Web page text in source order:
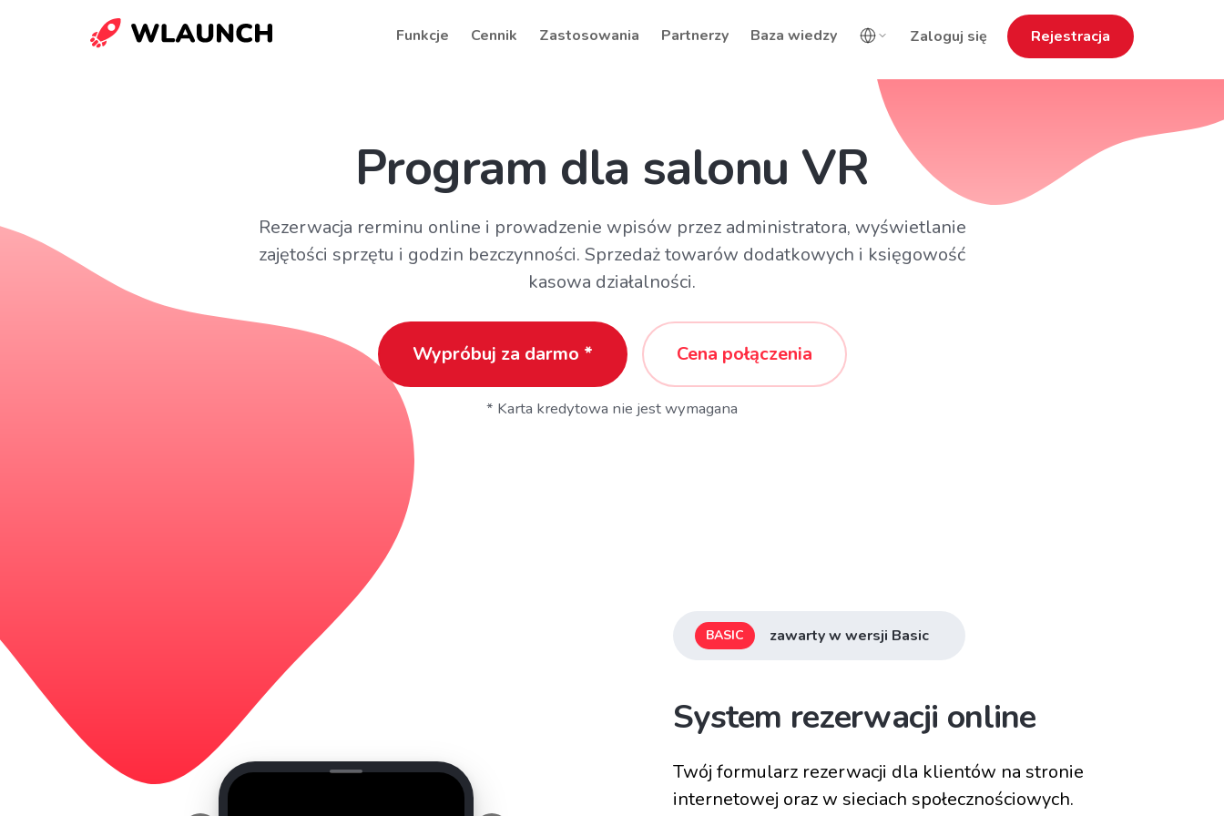
Zaloguj się Rejestracja
Funkcje Cennik Zastosowania Partnerzy Baza wiedzy
Program dla salonu VR
Rezerwacja rerminu online i prowadzenie wpisów przez administratora, wyświetlanie
zajętości sprzętu i godzin bezczynności. Sprzedaż towarów dodatkowych i księgowość
kasowa działalności.
Wypróbuj za darmo * Cena połączenia
* Karta kredytowa nie jest wymagana
BASIC zawarty w wersji Basic
System rezerwacji online
Twój formularz rezerwacji dla klientów na stronie
internetowej oraz w sieciach społecznościowych.